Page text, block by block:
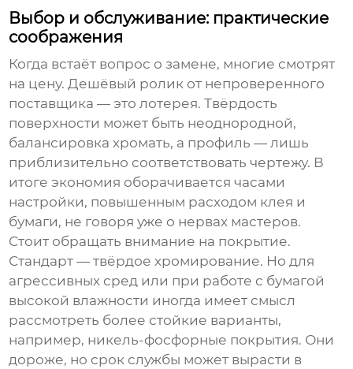
Выбор и обслуживание: практические
соображения
Когда встаёт вопрос о замене, многие смотрят
на цену. Дешёвый ролик от непроверенного
поставщика — это лотерея. Твёрдость
поверхности может быть неоднородной,
балансировка хромать, а профиль — лишь
приблизительно соответствовать чертежу. В
итоге экономия оборачивается часами
настройки, повышенным расходом клея и
бумаги, не говоря уже о нервах мастеров.
Стоит обращать внимание на покрытие.
Стандарт — твёрдое хромирование. Но для
агрессивных сред или при работе с бумагой
высокой влажности иногда имеет смысл
рассмотреть более стойкие варианты,
например, никель-фосфорные покрытия. Они
дороже, но срок службы может вырасти в